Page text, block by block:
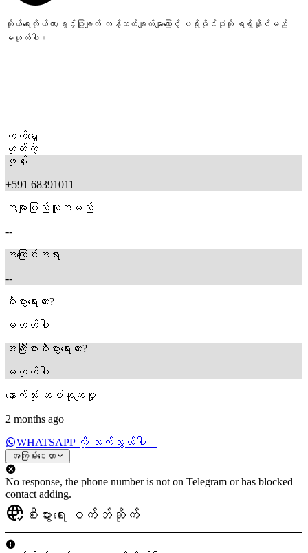
ကိုယ်ရေးကိုယ်တာ/ခွင့်ပြုချက် ကန့်သတ်ချက်များကြောင့် ပရိုဖိုင်ပုံကို ရရှိနိုင်မည်
မဟုတ်ပါ။
ကက်ရှေ
ဟုတ်ကဲ့
ဖုန်း
+591 68391011
အများပြည်သူအမည်
--
အကြောင်းအရာ
--
စီးပွားရေးလား?
မဟုတ်ပါ
အကြီးစားစီးပွားရေးလား?
မဟုတ်ပါ
နောက်ဆုံး ထပ်တူကျမှု
2 months ago
WHATSAPP ကို ဆက်သွယ်ပါ။
အကြမ်းဒေတာ
No response, the phone number is not on Telegram or has blocked
contact adding.
စီးပွားရေး ဝက်ဘ်ဆိုက်